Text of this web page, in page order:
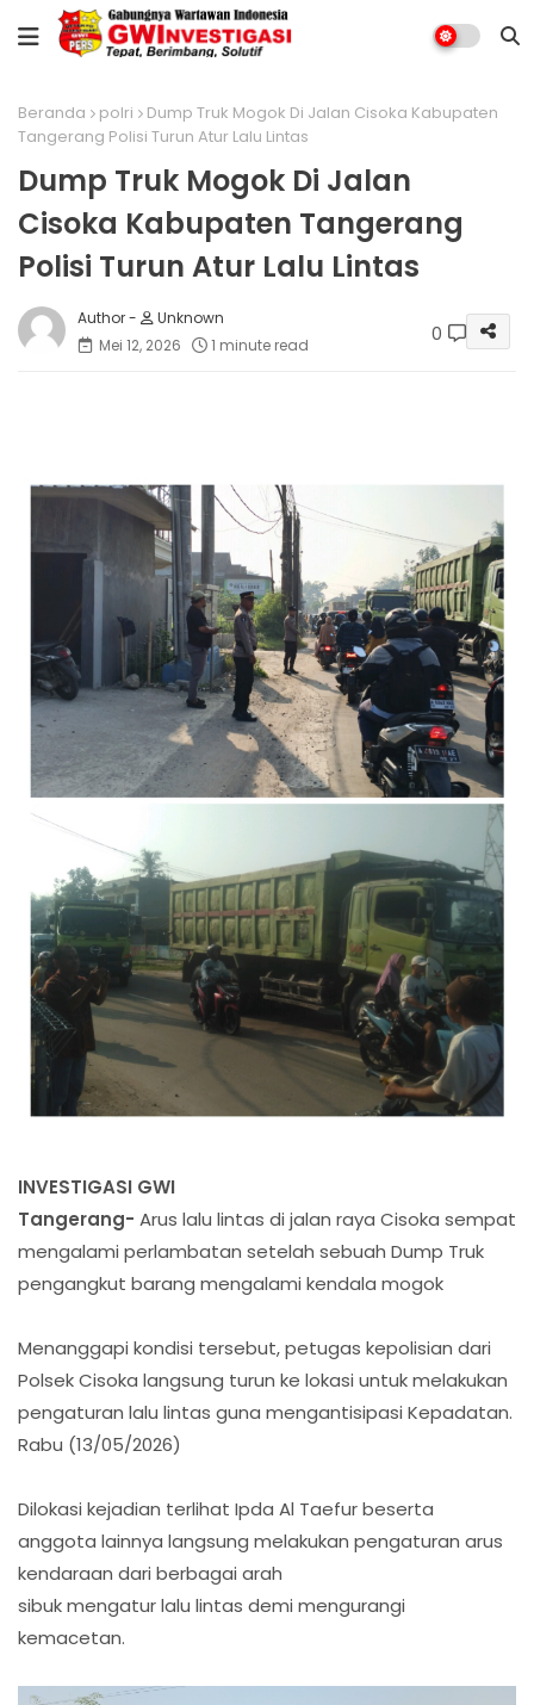
Beranda polri
Dump Truk Mogok Di Jalan Cisoka Kabupaten
Tangerang Polisi Turun Atur Lalu Lintas
Dump Truk Mogok Di Jalan
Cisoka Kabupaten Tangerang
Polisi Turun Atur Lalu Lintas
Unknown
Mei 12, 2026
1 minute read 0
INVESTIGASI GWI
Tangerang- Arus lalu lintas di jalan raya Cisoka sempat
mengalami perlambatan setelah sebuah Dump Truk
pengangkut barang mengalami kendala mogok
Menanggapi kondisi tersebut, petugas kepolisian dari
Polsek Cisoka langsung turun ke lokasi untuk melakukan
pengaturan lalu lintas guna mengantisipasi Kepadatan.
Rabu (13/05/2026)
Dilokasi kejadian terlihat Ipda Al Taefur beserta
anggota lainnya langsung melakukan pengaturan arus
kendaraan dari berbagai arah
sibuk mengatur lalu lintas demi mengurangi
kemacetan.